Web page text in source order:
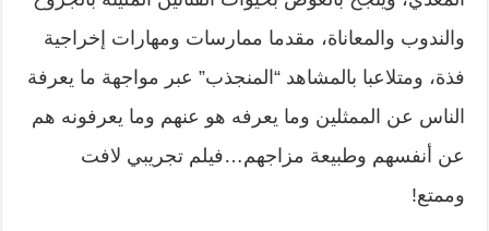
والندوب والمعاناة، مقدما ممارسات ومهارات إخراجية
فذة، ومتلاعبا بالمشاهد “المنجذب” عبر مواجهة ما يعرفة
الناس عن الممثلين وما يعرفه هو عنهم وما يعرفونه هم
عن أنفسهم وطبيعة مزاجهم…فيلم تجريبي لافت
وممتع!